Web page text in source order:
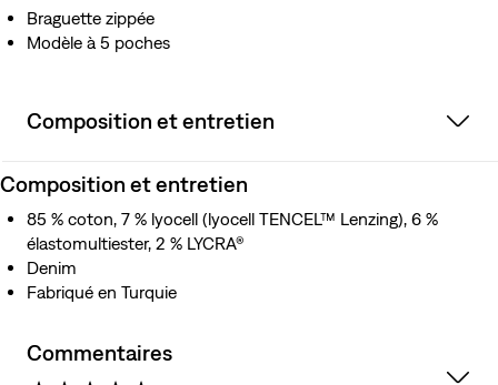
Braguette zippée
Modèle à 5 poches
Composition et entretien
Composition et entretien
85 % coton, 7 % lyocell (lyocell TENCEL™ Lenzing), 6 %
élastomultiester, 2 % LYCRA®
Denim
Fabriqué en Turquie
Commentaires